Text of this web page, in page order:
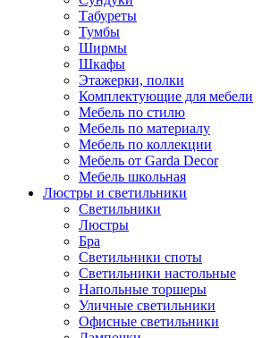
Табуреты
Тумбы
Ширмы
Шкафы
Этажерки, полки
Комплектующие для мебели
Мебель по стилю
Мебель по материалу
Мебель по коллекции
Мебель от Garda Decor
Мебель школьная
Люстры и светильники
Светильники
Люстры
Бра
Светильники споты
Светильники настольные
Напольные торшеры
Уличные светильники
Офисные светильники